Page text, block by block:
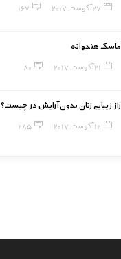
27 آگوست, 2017 167
ماسک هندوانه
21 آگوست, 2017 80
راز زیبایی زنان بدون آرایش در چیست؟
12 آگوست, 2017 285